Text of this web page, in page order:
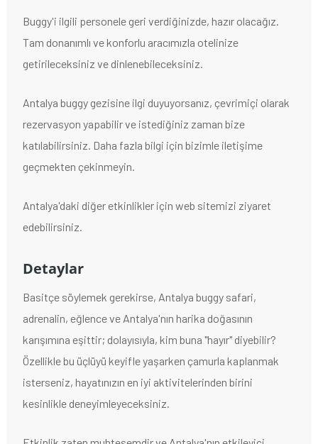
Buggy'i ilgili personele geri verdiğinizde, hazır olacağız.
Tam donanımlı ve konforlu aracımızla otelinize
getirileceksiniz ve dinlenebileceksiniz.
Antalya buggy gezisine ilgi duyuyorsanız, çevrimiçi olarak
rezervasyon yapabilir ve istediğiniz zaman bize
katılabilirsiniz. Daha fazla bilgi için bizimle iletişime
geçmekten çekinmeyin.
Antalya'daki diğer etkinlikler için web sitemizi ziyaret
edebilirsiniz.
Detaylar
Basitçe söylemek gerekirse, Antalya buggy safari,
adrenalin, eğlence ve Antalya'nın harika doğasının
karışımına eşittir; dolayısıyla, kim buna "hayır" diyebilir?
Özellikle bu üçlüyü keyifle yaşarken çamurla kaplanmak
isterseniz, hayatınızın en iyi aktivitelerinden birini
kesinlikle deneyimleyeceksiniz.